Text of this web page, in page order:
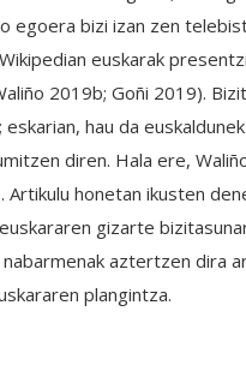
egoera bizi izan zen
euskarak
2019b; Goñi 2019).
hau da
diren. Hala ere,
honetan ikusten
gizarte
aztertzen dira
plangintza.